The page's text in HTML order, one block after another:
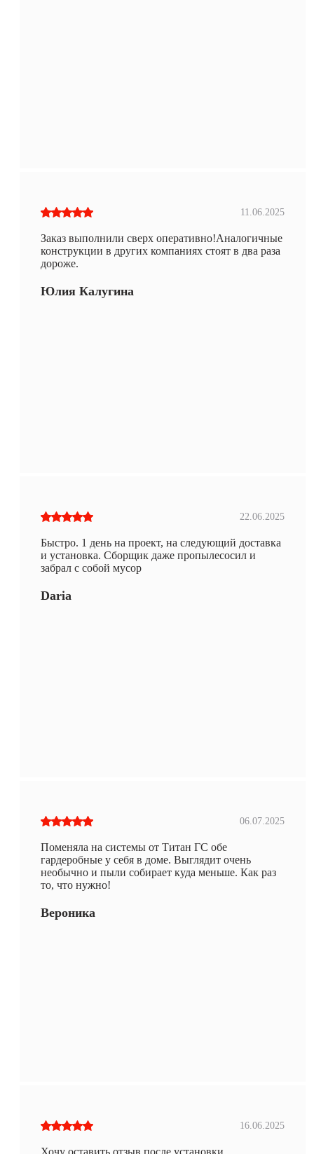
11.06.2025
Заказ выполнили сверх оперативно!Аналогичные
конструкции в других компаниях стоят в два раза
дороже.
Юлия Калугина
22.06.2025
Быстро. 1 день на проект, на следующий доставка
и установка. Сборщик даже пропылесосил и
забрал с собой мусор
Daria
06.07.2025
Поменяла на системы от Титан ГС обе
гардеробные у себя в доме. Выглядит очень
необычно и пыли собирает куда меньше. Как раз
то, что нужно!
Вероника
16.06.2025
Хочу оставить отзыв после установки